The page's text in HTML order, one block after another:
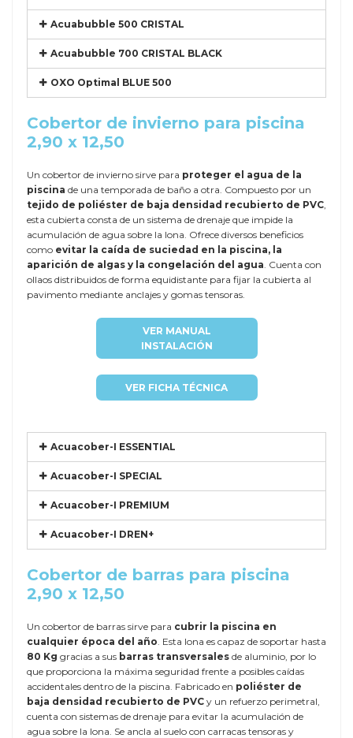
Acuabubble 500 CRISTAL
Acuabubble 700 CRISTAL BLACK
OXO Optimal BLUE 500
Cobertor de invierno para piscina
2,90 x 12,50
Un cobertor de invierno sirve para proteger el agua de la
piscina de una temporada de baño a otra. Compuesto por un
tejido de poliéster de baja densidad recubierto de PVC,
esta cubierta consta de un sistema de drenaje que impide la
acumulación de agua sobre la lona. Ofrece diversos beneficios
como evitar la caída de suciedad en la piscina, la
aparición de algas y la congelación del agua. Cuenta con
ollaos distribuidos de forma equidistante para fijar la cubierta al
pavimento mediante anclajes y gomas tensoras.
VER MANUAL
INSTALACIÓN
VER FICHA TÉCNICA
Acuacober-I ESSENTIAL
Acuacober-I SPECIAL
Acuacober-I PREMIUM
Acuacober-I DREN+
Cobertor de barras para piscina
2,90 x 12,50
Un cobertor de barras sirve para cubrir la piscina en
cualquier época del año. Esta lona es capaz de soportar hasta
80 Kg gracias a sus barras transversales de aluminio, por lo
que proporciona la máxima seguridad frente a posibles caídas
accidentales dentro de la piscina. Fabricado en poliéster de
baja densidad recubierto de PVC y un refuerzo perimetral,
cuenta con sistemas de drenaje para evitar la acumulación de
agua sobre la lona. Se ancla al suelo con carracas tensoras y